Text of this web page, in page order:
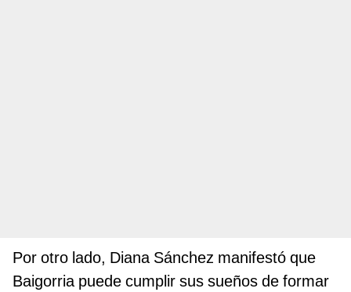
Por otro lado, Diana Sánchez manifestó que
Baigorria puede cumplir sus sueños de formar